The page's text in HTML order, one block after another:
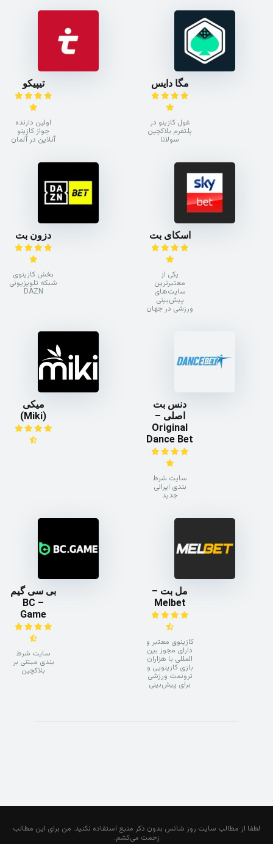
مگا دایس
غول کازینو در
پلتفرم بلاکچین
سولانا
تیپیکو
اولین دارنده
جواز کازینو
آنلاین در آلمان
اسکای بت
یکی از
معتبرترین
سایت‌های
پیش‌بینی
ورزشی در جهان
دزون بت
بخش کازینوی
شبکه تلویزیونی
DAZN
دنس بت
اصلی –
Original
Dance Bet
سایت شرط
بندی ایرانی
جدید
میکی
(Miki)
مل بت –
Melbet
کازینوی معتبر و
دارای مجوز بین
المللی با هزاران
بازی کازینویی و
ترونمت ورزشی
برای پیش‌بینی
بی سی گیم
– BC
Game
سایت شرط
بندی مبتنی بر
بلاکچین
لطفا از مطالب سایت روز شانس بدون ذکر منبع استفاده نکنید. من برای این مطالب
زحمت می‌کشم.